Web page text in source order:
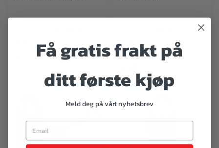
kr 1 449,00 kr 1 399,00
Få gratis frakt på
ditt første kjøp
Meld deg på vårt nyhetsbrev